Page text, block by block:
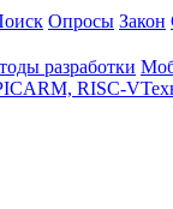
Опросы Закон
разработки
ARM, RISC-V